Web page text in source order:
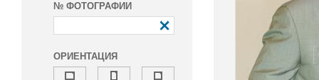
№ ФОТОГРАФИИ
ОРИЕНТАЦИЯ